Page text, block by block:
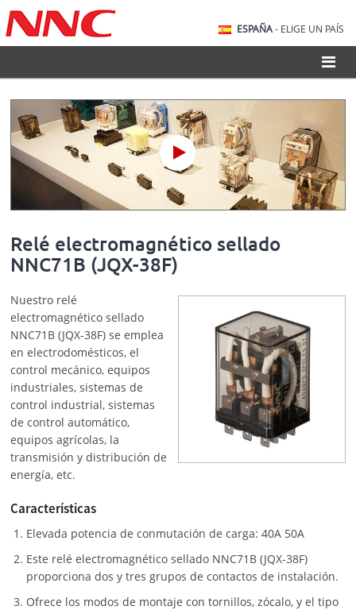
ESPAÑA- ELIGE UN PAÍS
Relé electromagnético sellado
NNC71B (JQX-38F)
Nuestro relé
electromagnético sellado
NNC71B (JQX-38F) se emplea
en electrodomésticos, el
control mecánico, equipos
industriales, sistemas de
control industrial, sistemas
de control automático,
equipos agrícolas, la
transmisión y distribución de
energía, etc.
Características
Elevada potencia de conmutación de carga: 40A 50A
Este relé electromagnético sellado NNC71B (JQX-38F)
proporciona dos y tres grupos de contactos de instalación.
Ofrece los modos de montaje con tornillos, zócalo, y el tipo